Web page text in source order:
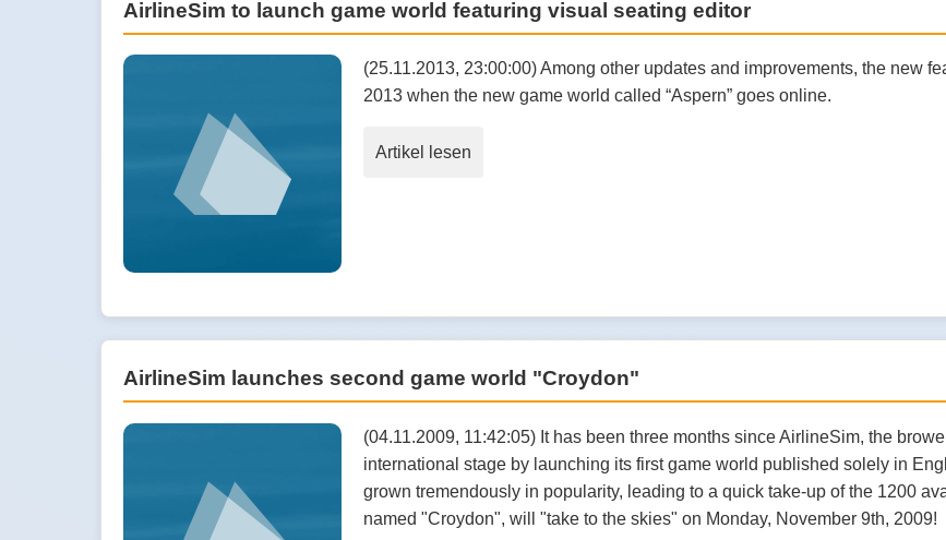
AirlineSim to launch game world featuring visual seating editor
(25.11.2013, 23:00:00) Among other updates and improvements, the new
2013 when the new game world called “Aspern” goes online.
Artikel lesen
AirlineSim launches second game world "Croydon"
(04.11.2009, 11:42:05) It has been three months since AirlineSim, the
international stage by launching its first game world published solely in
grown tremendously in popularity, leading to a quick take-up of the 1200
named "Croydon", will "take to the skies" on Monday, November 9th, 2009!